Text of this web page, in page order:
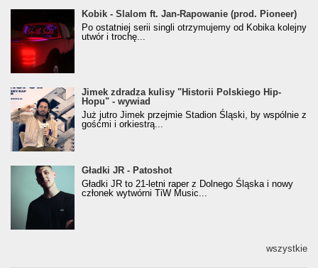
Kobik - Slalom ft. Jan-Rapowanie (prod. Pioneer)
[Official Music Visualiser]
Kobik - Slalom ft. Jan-Rapowanie (prod. Pioneer)
Po ostatniej serii singli otrzymujemy od Kobika kolejny
utwór i trochę...
Jimek zdradza kulisy "Historii Polskiego Hip-
Hopu" - wywiad
Jimek zdradza kulisy "Historii Polskiego Hip-
Hopu" - wywiad
Już jutro Jimek przejmie Stadion Śląski, by wspólnie z
gośćmi i orkiestrą...
Gładki JR - Patoshot
Gładki JR - Patoshot
Gładki JR to 21-letni raper z Dolnego Śląska i nowy
członek wytwórni TiW Music...
wszystkie